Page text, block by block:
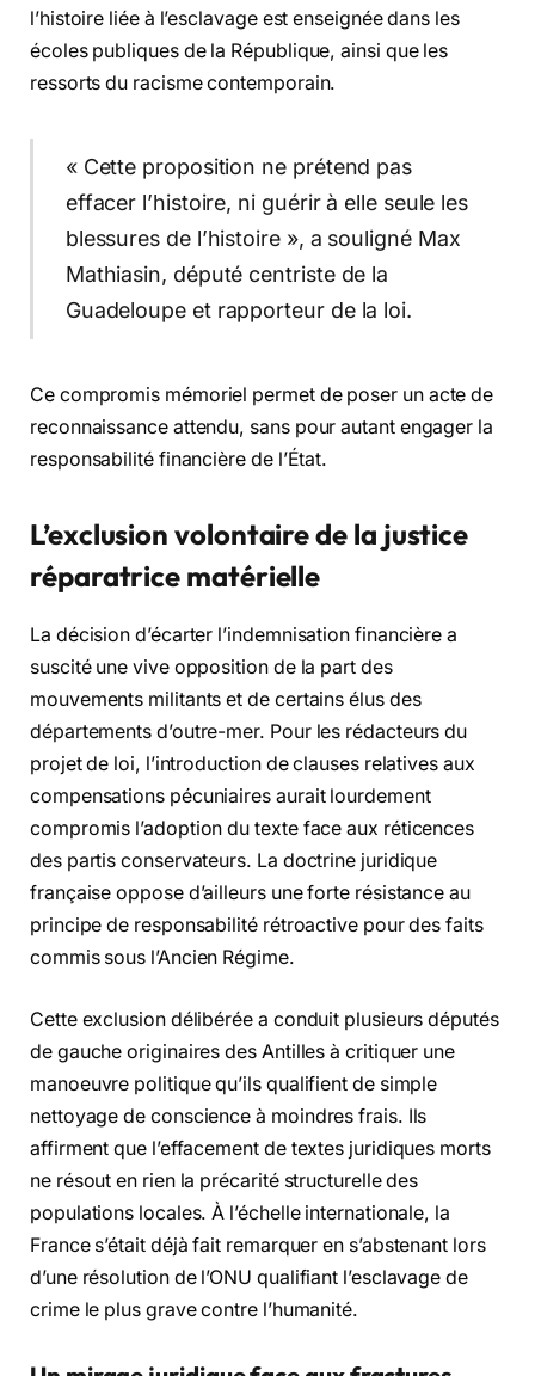
l’histoire liée à l’esclavage est enseignée dans les
écoles publiques de la République, ainsi que les
ressorts du racisme contemporain.
« Cette proposition ne prétend pas
effacer l’histoire, ni guérir à elle seule les
blessures de l’histoire », a souligné Max
Mathiasin, député centriste de la
Guadeloupe et rapporteur de la loi.
Ce compromis mémoriel permet de poser un acte de
reconnaissance attendu, sans pour autant engager la
responsabilité financière de l’État.
L’exclusion volontaire de la justice
réparatrice matérielle
La décision d’écarter l’indemnisation financière a
suscité une vive opposition de la part des
mouvements militants et de certains élus des
départements d’outre-mer. Pour les rédacteurs du
projet de loi, l’introduction de clauses relatives aux
compensations pécuniaires aurait lourdement
compromis l’adoption du texte face aux réticences
des partis conservateurs. La doctrine juridique
française oppose d’ailleurs une forte résistance au
principe de responsabilité rétroactive pour des faits
commis sous l’Ancien Régime.
Cette exclusion délibérée a conduit plusieurs députés
de gauche originaires des Antilles à critiquer une
manoeuvre politique qu’ils qualifient de simple
nettoyage de conscience à moindres frais. Ils
affirment que l’effacement de textes juridiques morts
ne résout en rien la précarité structurelle des
populations locales. À l’échelle internationale, la
France s’était déjà fait remarquer en s’abstenant lors
d’une résolution de l’ONU qualifiant l’esclavage de
crime le plus grave contre l’humanité.